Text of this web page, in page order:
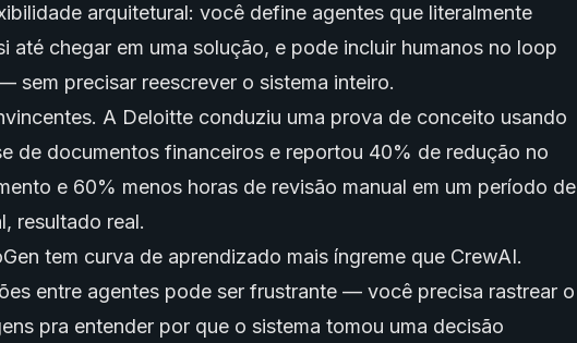
arquitetural: você define agentes que literalmente
até chegar em uma solução, e pode incluir humanos no loop
sem precisar reescrever o sistema inteiro.
A Deloitte conduziu uma prova de conceito usando
de documentos financeiros e reportou 40% de redução no
e 60% menos horas de revisão manual em um período de
resultado real.
tem curva de aprendizado mais íngreme que CrewAI.
entre agentes pode ser frustrante — você precisa rastrear o
pra entender por que o sistema tomou uma decisão